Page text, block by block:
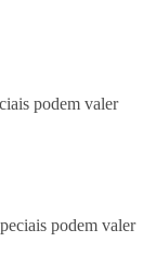
podem valer